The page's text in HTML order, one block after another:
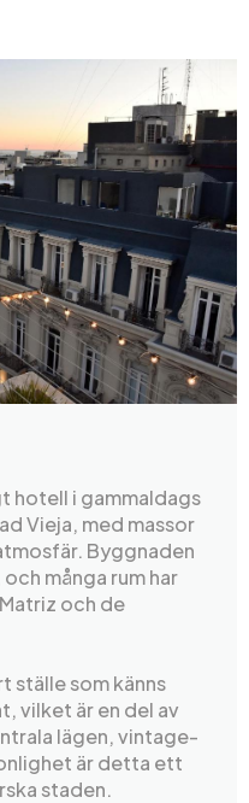
hotell i gammaldags
Vieja, med massor
Byggnaden
många rum har
och de
ställe som känns
vilket är en del av
lägen, vintage-
är detta ett
staden.